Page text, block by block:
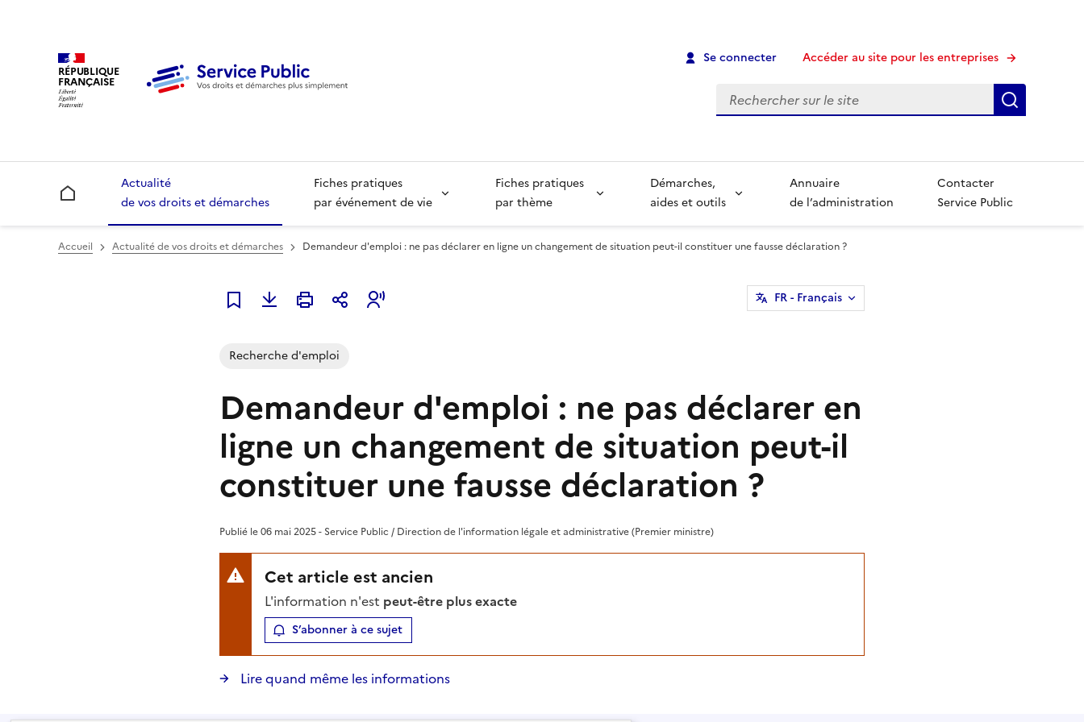
RÉPUBLIQUE
FRANÇAISE
Se connecter Accéder au site pour les entreprises
Recherche
Accueil
Actualité
de vos droits et démarches
Fiches pratiques
par événement de vie
Fiches pratiques
par thème
Démarches,
aides et outils
Annuaire
de l’administration
Contacter
Service Public
Accueil Actualité de vos droits et démarches Demandeur d'emploi : ne pas déclarer en ligne un changement de situation peut-il constituer une fausse déclaration ?
Ajouter à mes alertes
FR- Français
Recherche d'emploi
Demandeur d'emploi : ne pas déclarer en
ligne un changement de situation peut-il
constituer une fausse déclaration ?
Publié le 06 mai 2025 - Service Public / Direction de l'information légale et administrative (Premier ministre)
Cet article est ancien
L'information n'est peut-être plus exacte
S’abonner à ce sujet
Lire quand même les informations